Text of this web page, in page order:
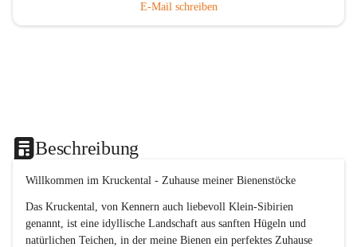
E-Mail schreiben
Beschreibung
Willkommen im Kruckental - Zuhause meiner Bienenstöcke
Das Kruckental, von Kennern auch liebevoll Klein-Sibirien
genannt, ist eine idyllische Landschaft aus sanften Hügeln und
natürlichen Teichen, in der meine Bienen ein perfektes Zuhause